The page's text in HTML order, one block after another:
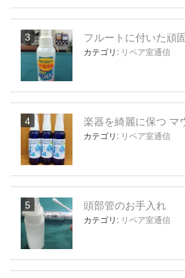
フルートに付いた頑
カテゴリ: リペア室通信
楽器を綺麗に保つ マ
カテゴリ: リペア室通信
頭部管のお手入れ
カテゴリ: リペア室通信